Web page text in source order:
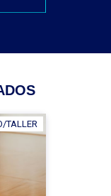
TALLER